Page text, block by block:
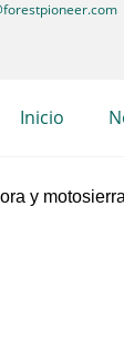
Inicio
y motosierra